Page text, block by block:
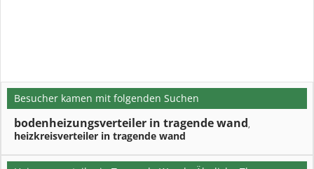
Besucher kamen mit folgenden Suchen
bodenheizungsverteiler in tragende wand,
heizkreisverteiler in tragende wand